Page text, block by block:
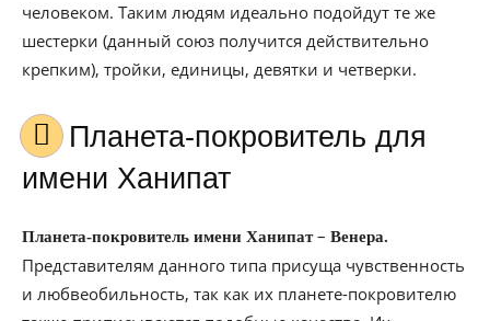
человеком. Таким людям идеально подойдут те же
шестерки (данный союз получится действительно
крепким), тройки, единицы, девятки и четверки.
Планета-покровитель для
имени Ханипат
Планета-покровитель имени Ханипат– Венера.
Представителям данного типа присуща чувственность
и любвеобильность, так как их планете-покровителю